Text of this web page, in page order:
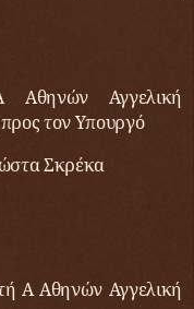
Αγγελική
τον Υπουργό
Σκρέκα
Α Αθηνών Αγγελική